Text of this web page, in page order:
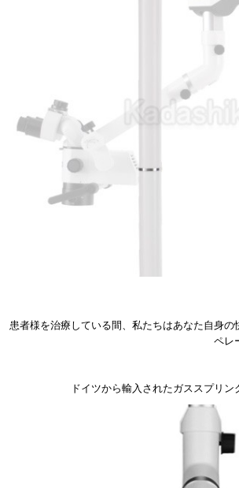
患者様を治療している間、私たちはあなた自身
ペレ
ドイツから輸入されたガススプリ